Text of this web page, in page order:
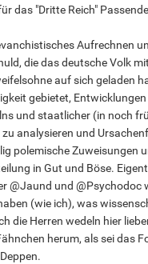
das "Dritte Reich"
Aufrechnen
die das deutsche Volk
auf sich geladen
gebietet,
und staatlicher (in noch
zu analysieren und
polemische Zuweisungen
in Gut und Böse.
@Jaund und @Psychodoc
(wie ich), was
die Herren wedeln hier
herum, als sei das